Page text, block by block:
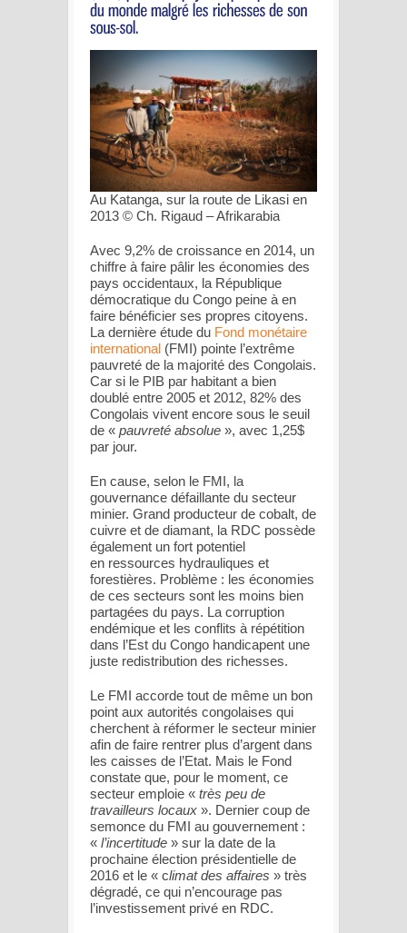
Au Katanga, sur la route de Likasi en
2013 © Ch. Rigaud – Afrikarabia
Avec 9,2% de croissance en 2014, un
chiffre à faire pâlir les économies des
pays occidentaux, la République
démocratique du Congo peine à en
faire bénéficier ses propres citoyens.
La dernière étude du Fond monétaire
international (FMI) pointe l’extrême
pauvreté de la majorité des Congolais.
Car si le PIB par habitant a bien
doublé entre 2005 et 2012, 82% des
Congolais vivent encore sous le seuil
de « pauvreté absolue », avec 1,25$
par jour.
En cause, selon le FMI, la
gouvernance défaillante du secteur
minier. Grand producteur de cobalt, de
cuivre et de diamant, la RDC possède
également un fort potentiel
en ressources hydrauliques et
forestières. Problème : les économies
de ces secteurs sont les moins bien
partagées du pays. La corruption
endémique et les conflits à répétition
dans l’Est du Congo handicapent une
juste redistribution des richesses.
Le FMI accorde tout de même un bon
point aux autorités congolaises qui
cherchent à réformer le secteur minier
afin de faire rentrer plus d’argent dans
les caisses de l’Etat. Mais le Fond
constate que, pour le moment, ce
secteur emploie « très peu de
travailleurs locaux ». Dernier coup de
semonce du FMI au gouvernement :
« l’incertitude » sur la date de la
prochaine élection présidentielle de
2016 et le « climat des affaires » très
dégradé, ce qui n’encourage pas
l’investissement privé en RDC.